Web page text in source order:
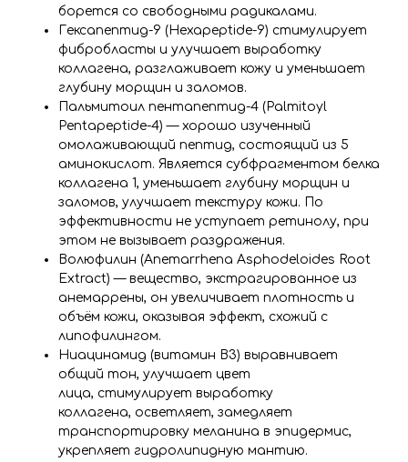
борется со свободными радикалами.
Гексапептид-9 (Hexapeptide-9) стимулирует
фибробласты и улучшает выработку
коллагена, разглаживает кожу и уменьшает
глубину морщин и заломов.
Пальмитоил пентапептид-4 (Palmitoyl
Pentapeptide-4) — хорошо изученный
омолаживающий пептид, состоящий из 5
аминокислот. Является субфрагментом белка
коллагена 1, уменьшает глубину морщин и
заломов, улучшает текстуру кожи. По
эффективности не уступает ретинолу, при
этом не вызывает раздражения.
Волюфилин (Anemarrhena Asphodeloides Root
Extract) — вещество, экстрагированное из
анемаррены, он увеличивает плотность и
объём кожи, оказывая эффект, схожий с
липофилингом.
Ниацинамид (витамин B3) выравнивает
общий тон, улучшает цвет
лица, стимулирует выработку
коллагена, осветляет, замедляет
транспортировку меланина в эпидермис,
укрепляет гидролипидную мантию.